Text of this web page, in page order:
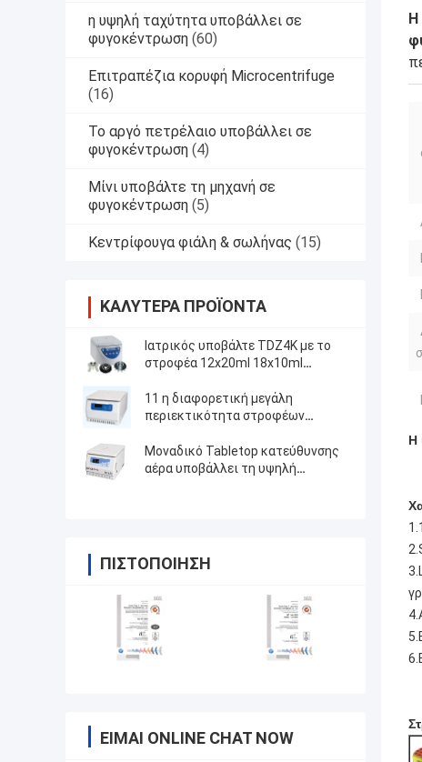
η υψηλή ταχύτητα υποβάλλει σε
φυγοκέντρωση (60)
Επιτραπέζια κορυφή Microcentrifuge
(16)
Το αργό πετρέλαιο υποβάλλει σε
φυγοκέντρωση (4)
Μίνι υποβάλτε τη μηχανή σε
φυγοκέντρωση (5)
Κεντρίφουγα φιάλη & σωλήνας (15)
ΚΑΛΎΤΕΡΑ ΠΡΟΪΌΝΤΑ
Ιατρικός υποβάλτε TDZ4K με το
στροφέα 12x20ml 18x10ml
γωνίας
11 η διαφορετική μεγάλη
περιεκτικότητα στροφέων
φυγοκέντρωση
Μοναδικό Tabletop κατεύθυνσης
αέρα υποβάλλει τη υψηλή
ΠΙΣΤΟΠΟΊΗΣΗ
ΕΊΜΑΙ ONLINE CHAT NOW
Η
Η